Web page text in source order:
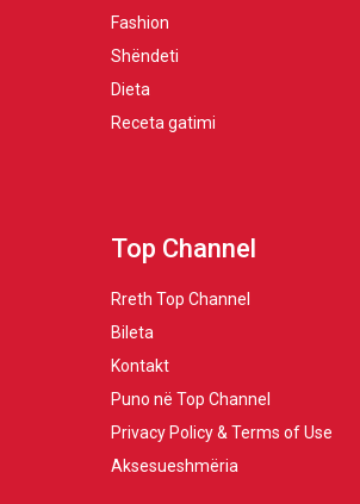
Fashion
Shëndeti
Dieta
Receta gatimi
Top Channel
Rreth Top Channel
Bileta
Kontakt
Puno në Top Channel
Privacy Policy & Terms of Use
Aksesueshmëria